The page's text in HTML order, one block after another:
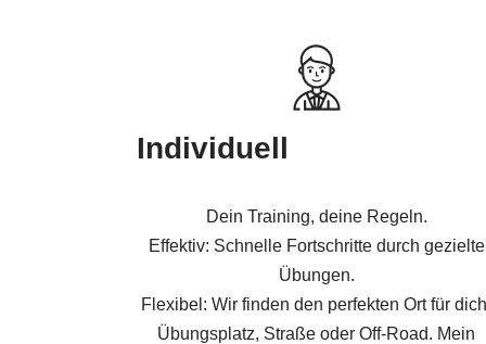
Individuell
Dein Training, deine Regeln.
Effektiv: Schnelle Fortschritte durch gezielte
Übungen.
Flexibel: Wir finden den perfekten Ort für
Übungsplatz, Straße oder Off-Road. Mein